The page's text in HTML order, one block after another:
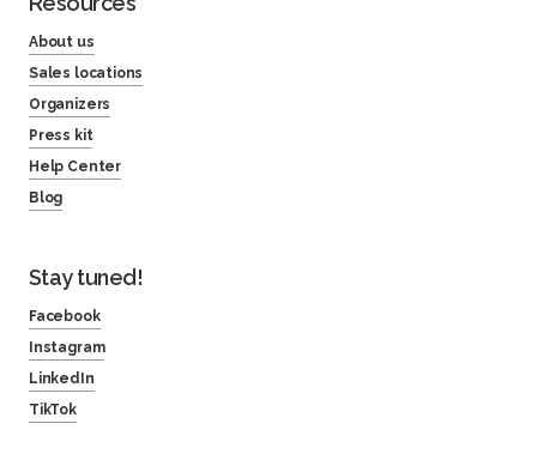
About us
Sales locations
Organizers
Press kit
Help Center
Blog
Stay tuned!
Facebook
Instagram
LinkedIn
TikTok